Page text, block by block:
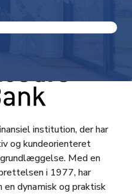
institution, der har
og kundeorienteret
Med en
i 1977, har
dynamisk og praktisk